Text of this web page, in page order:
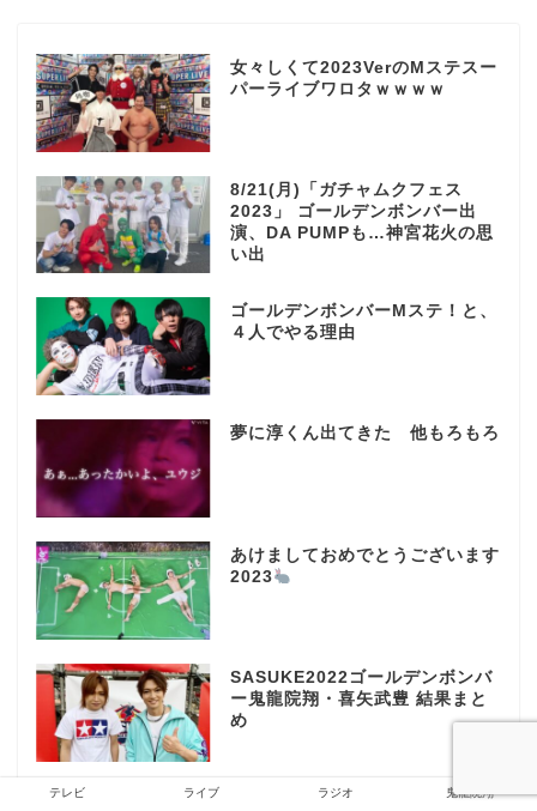
女々しくて2023VerのMステスー
パーライブワロタｗｗｗｗ
8/21(月)「ガチャムクフェス
2023」 ゴールデンボンバー出
演、DA PUMPも…神宮花火の思
い出
ゴールデンボンバーMステ！と、
４人でやる理由
夢に淳くん出てきた 他もろもろ
あけましておめでとうございます
2023
SASUKE2022ゴールデンボンバ
ー鬼龍院翔・喜矢武豊 結果まと
め
2023年は4人体制のゴールデンボ
テレビ ライブ ラジオ 鬼龍院翔